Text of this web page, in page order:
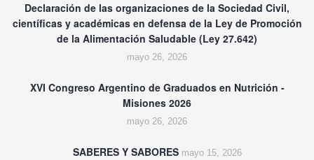
Declaración de las organizaciones de la Sociedad Civil,
científicas y académicas en defensa de la Ley de Promoción
de la Alimentación Saludable (Ley 27.642)
mayo 26, 2026
XVI Congreso Argentino de Graduados en Nutrición -
Misiones 2026
mayo 26, 2026
SABERES Y SABORES mayo 15, 2026